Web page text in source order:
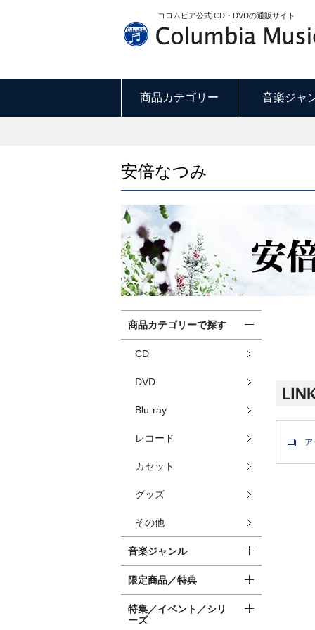
コロムビア公式 CD・DVDの通販サイト
商品カテゴリー 音楽ジャ
安倍なつみ
ア
商品カテゴリーで探す
CD
DVD
Blu-ray
レコード
カセット
グッズ
その他
音楽ジャンル
限定商品／特典
特集／イベント／シリ
ーズ